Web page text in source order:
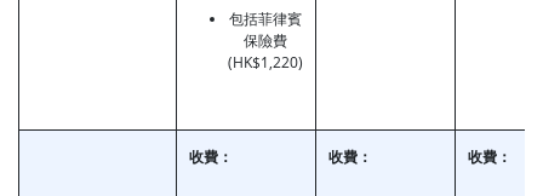
包括菲律賓
保險費
(HK$1,220)
收費： 收費： 收費：